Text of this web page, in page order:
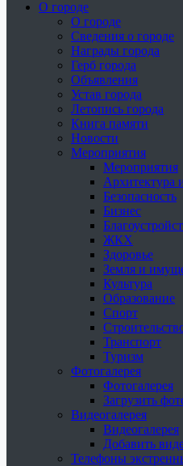
О городе
О городе
Сведения о городе
Награды города
Герб города
Объявления
Устав города
Летопись города
Книга памяти
Новости
Мероприятия
Мероприятия
Архитектура
Безопасность
Бизнес
ЖКХ
Здоровье
Земля и
Культура
Образование
Спорт
Транспорт
Туризм
Фотогалерея
Фотогалерея
Загрузить
Видеогалерея
Видеогалерея
Добавить
Телефоны